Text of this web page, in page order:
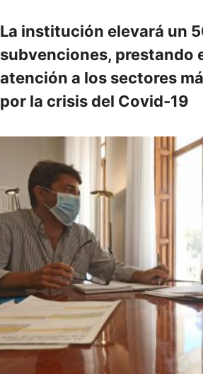
La institución elevará un
subvenciones, prestando
atención a los sectores
por la crisis del Covid-19